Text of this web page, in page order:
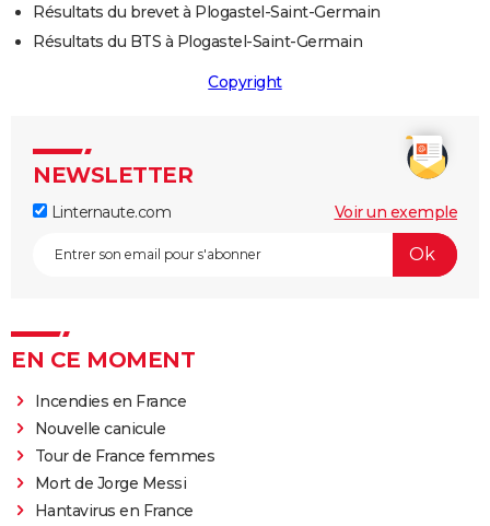
Résultats du brevet à Plogastel-Saint-Germain
Résultats du BTS à Plogastel-Saint-Germain
Copyright
NEWSLETTER
Linternaute.com Voir un exemple
EN CE MOMENT
Incendies en France
Nouvelle canicule
Tour de France femmes
Mort de Jorge Messi
Hantavirus en France